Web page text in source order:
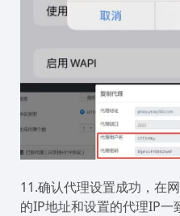
11.确认代理设置成功，在
的IP地址和设置的代理IP一